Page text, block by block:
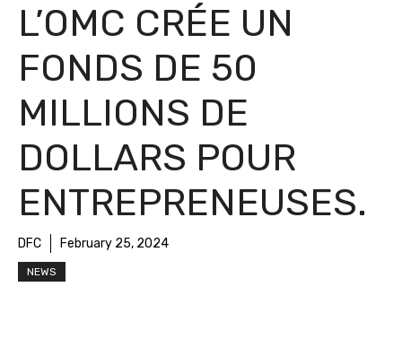
L’OMC CRÉE UN
FONDS DE 50
MILLIONS DE
DOLLARS POUR
ENTREPRENEUSES.
DFC February 25, 2024
NEWS